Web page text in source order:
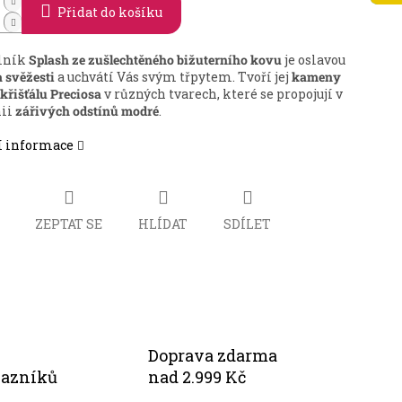
Přidat do košíku
Splashze zušlechtěného bižuterního kovuje oslavou
svěžestia uchvátí Vás svým třpytem. Tvoří jejkameny
křišťálu Preciosav různých tvarech, které se propojují v
zářivých odstínů modré.
informace
ZEPTAT SE HLÍDAT SDÍLET
Doprava zdarma
nad 2.999 Kč